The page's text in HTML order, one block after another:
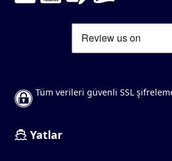
Tüm verileri güvenli SSL
Yatlar